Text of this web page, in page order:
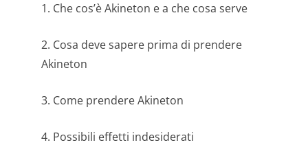
1. Che cos’è Akineton e a che cosa serve
2. Cosa deve sapere prima di prendere
Akineton
3. Come prendere Akineton
4. Possibili effetti indesiderati